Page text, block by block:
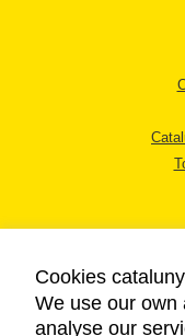
Cookies
We use our own
analyse our